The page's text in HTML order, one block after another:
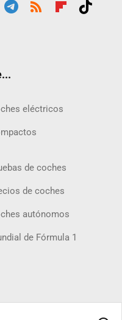
eléctricos
de coches
de coches
autónomos
de Fórmula 1